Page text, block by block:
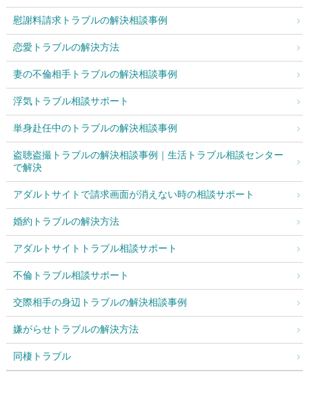
慰謝料請求トラブルの解決相談事例
恋愛トラブルの解決方法
妻の不倫相手トラブルの解決相談事例
浮気トラブル相談サポート
単身赴任中のトラブルの解決相談事例
盗聴盗撮トラブルの解決相談事例｜生活トラブル相談センター
で解決
アダルトサイトで請求画面が消えない時の相談サポート
婚約トラブルの解決方法
アダルトサイトトラブル相談サポート
不倫トラブル相談サポート
交際相手の身辺トラブルの解決相談事例
嫌がらせトラブルの解決方法
同棲トラブル